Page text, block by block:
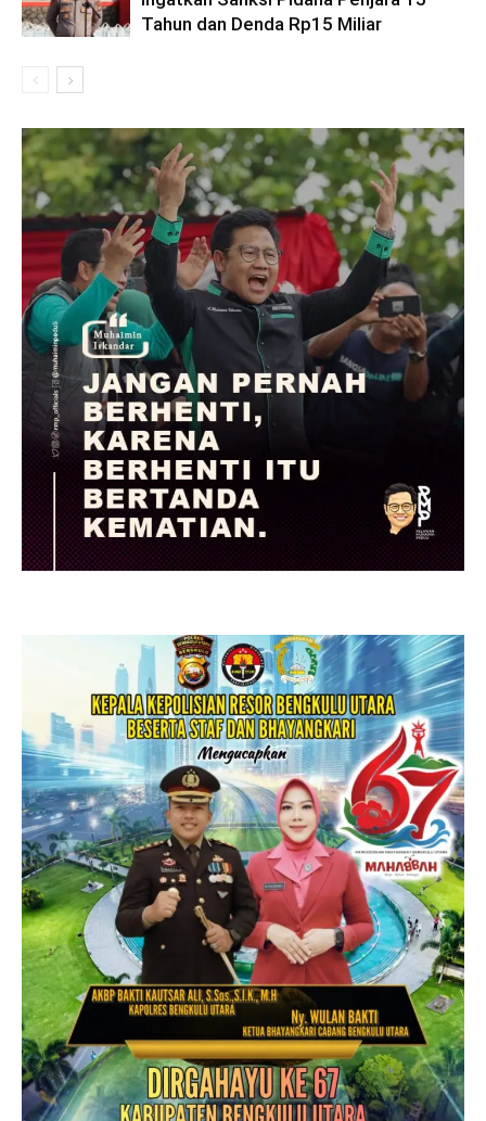
Tahun dan Denda Rp15 Miliar